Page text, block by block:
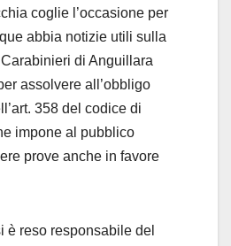
coglie l’occasione per
abbia notizie utili sulla
di Anguillara
assolvere all’obbligo
358 del codice di
impone al pubblico
prove anche in favore
è reso responsabile del